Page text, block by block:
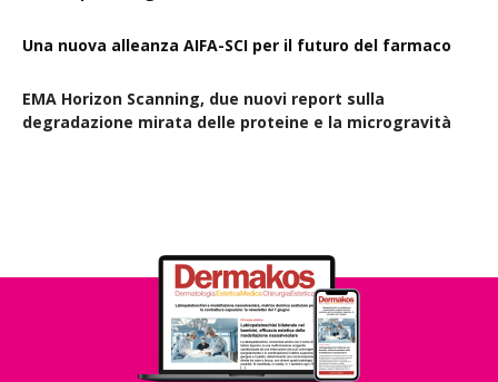
Una nuova alleanza AIFA-SCI per il futuro del farmaco
EMA Horizon Scanning, due nuovi report sulla
degradazione mirata delle proteine e la microgravità